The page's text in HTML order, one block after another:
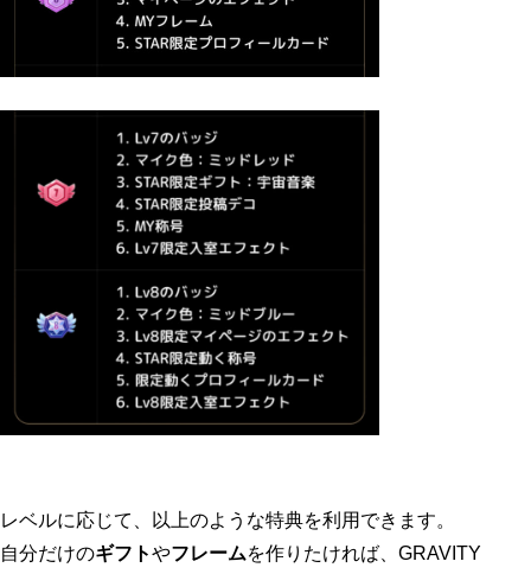
レベルに応じて、以上のような特典を利用できます。
自分だけのギフトやフレームを作りたければ、GRAVITY